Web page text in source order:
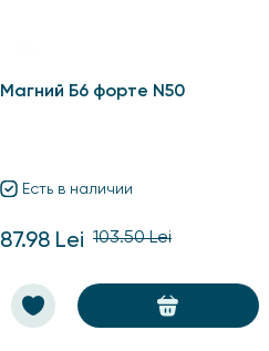
Магний Б6 форте N50
Есть в наличии
87.98 Lei 103.50 Lei